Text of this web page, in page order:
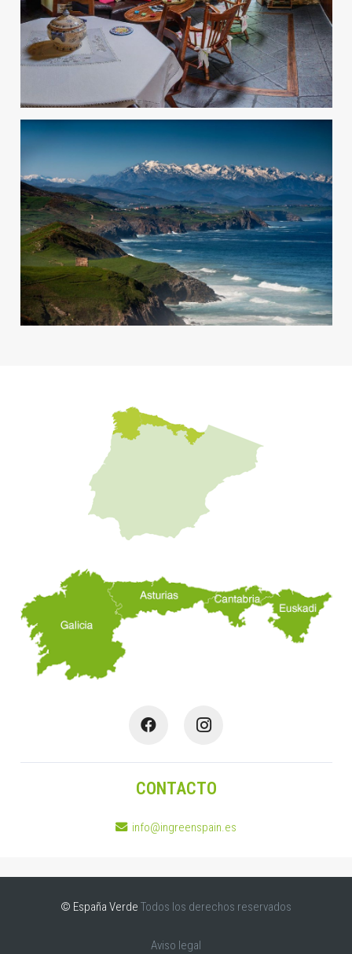
CONTACTO
info@ingreenspain.es
© España Verde Todos los derechos reservados
Aviso legal